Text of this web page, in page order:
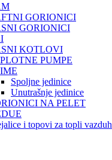
GORIONICI
GORIONICI
KOTLOVI
PUMPE
Spoljne jedinice
Unutrašnje jedinice
NA PELET
i topovi za topli vazduh